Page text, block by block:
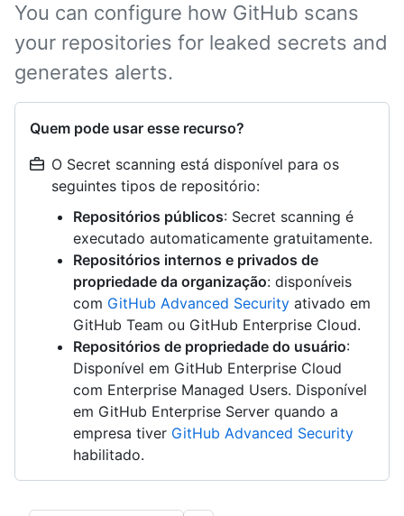
You can configure how GitHub scans
your repositories for leaked secrets and
generates alerts.
Quem pode usar esse recurso?
O Secret scanning está disponível para os
seguintes tipos de repositório:
Repositórios públicos: Secret scanning é
executado automaticamente gratuitamente.
Repositórios internos e privados de
propriedade da organização: disponíveis
com GitHub Advanced Security ativado em
GitHub Team ou GitHub Enterprise Cloud.
Repositórios de propriedade do usuário:
Disponível em GitHub Enterprise Cloud
com Enterprise Managed Users. Disponível
em GitHub Enterprise Server quando a
empresa tiver GitHub Advanced Security
habilitado.